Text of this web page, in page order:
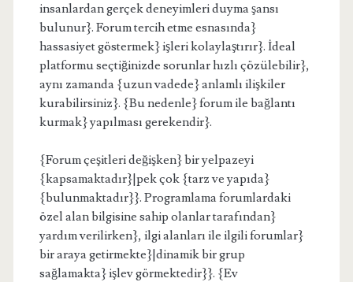
insanlardan gerçek deneyimleri duyma şansı
bulunur}. Forum tercih etme esnasında}
hassasiyet göstermek} işleri kolaylaştırır}. İdeal
platformu seçtiğinizde sorunlar hızlı çözülebilir},
aynı zamanda {uzun vadede} anlamlı ilişkiler
kurabilirsiniz}. {Bu nedenle} forum ile bağlantı
kurmak} yapılması gerekendir}.
{Forum çeşitleri değişken} bir yelpazeyi
{kapsamaktadır}|pek çok {tarz ve yapıda}
{bulunmaktadır}}. Programlama forumlardaki
özel alan bilgisine sahip olanlar tarafından}
yardım verilirken}, ilgi alanları ile ilgili forumlar}
bir araya getirmekte}|dinamik bir grup
sağlamakta} işlev görmektedir}}. {Ev